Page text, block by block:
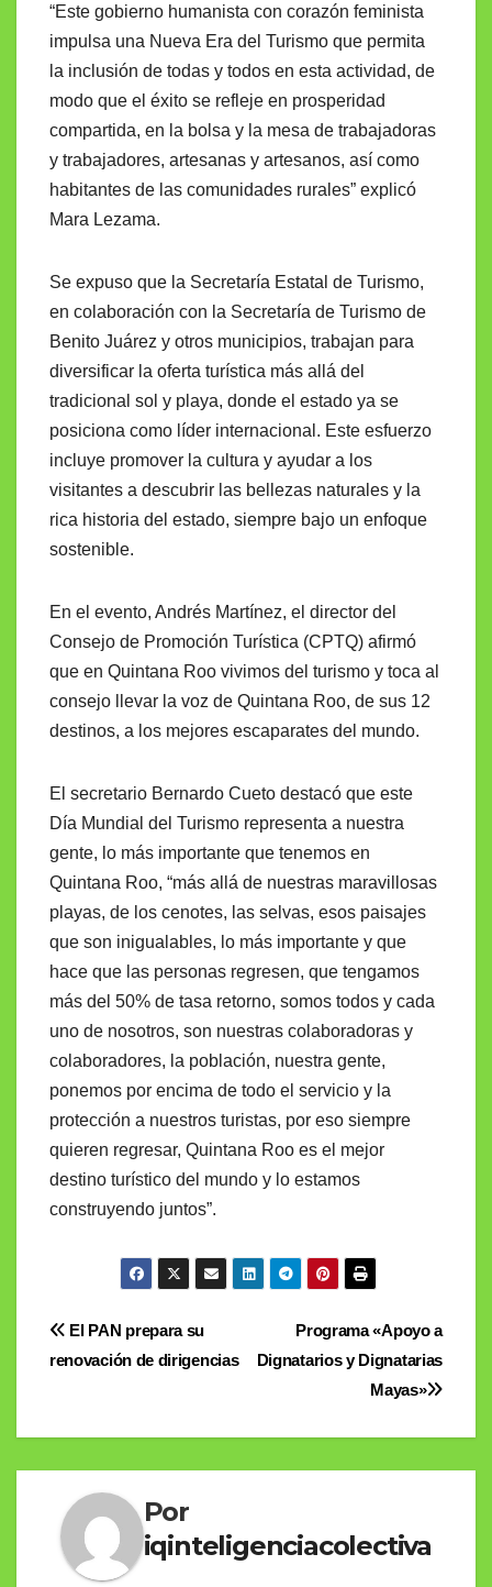
“Este gobierno humanista con corazón feminista
impulsa una Nueva Era del Turismo que permita
la inclusión de todas y todos en esta actividad, de
modo que el éxito se refleje en prosperidad
compartida, en la bolsa y la mesa de trabajadoras
y trabajadores, artesanas y artesanos, así como
habitantes de las comunidades rurales” explicó
Mara Lezama.
Se expuso que la Secretaría Estatal de Turismo,
en colaboración con la Secretaría de Turismo de
Benito Juárez y otros municipios, trabajan para
diversificar la oferta turística más allá del
tradicional sol y playa, donde el estado ya se
posiciona como líder internacional. Este esfuerzo
incluye promover la cultura y ayudar a los
visitantes a descubrir las bellezas naturales y la
rica historia del estado, siempre bajo un enfoque
sostenible.
En el evento, Andrés Martínez, el director del
Consejo de Promoción Turística (CPTQ) afirmó
que en Quintana Roo vivimos del turismo y toca al
consejo llevar la voz de Quintana Roo, de sus 12
destinos, a los mejores escaparates del mundo.
El secretario Bernardo Cueto destacó que este
Día Mundial del Turismo representa a nuestra
gente, lo más importante que tenemos en
Quintana Roo, “más allá de nuestras maravillosas
playas, de los cenotes, las selvas, esos paisajes
que son inigualables, lo más importante y que
hace que las personas regresen, que tengamos
más del 50% de tasa retorno, somos todos y cada
uno de nosotros, son nuestras colaboradoras y
colaboradores, la población, nuestra gente,
ponemos por encima de todo el servicio y la
protección a nuestros turistas, por eso siempre
quieren regresar, Quintana Roo es el mejor
destino turístico del mundo y lo estamos
construyendo juntos”.
Navegación
entradas
Programa «Apoyo a
Dignatarios y Dignatarias
Mayas»
El PAN prepara su
renovación de dirigencias
Por
iqinteligenciacolectiva